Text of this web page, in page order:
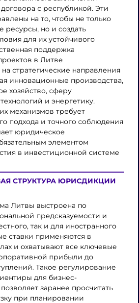
с республикой. Эти
на то, чтобы не только
ресурсы, но и создать
для их устойчивого
поддержка
в Литве
стратегические направления
инновационные производства,
хозяйство, сферу
и энергетику.
механизмов требует
подхода и точного соблюдения
юридическое
элементом
в инвестиционной системе
СТРУКТУРА ЮРИСДИКЦИИ
Литвы выстроена по
предсказуемости и
так и для иностранного
ставки применяются в
и охватывают все ключевые
прибыли до
Такое регулирование
для бизнес-
заранее просчитать
при планировании